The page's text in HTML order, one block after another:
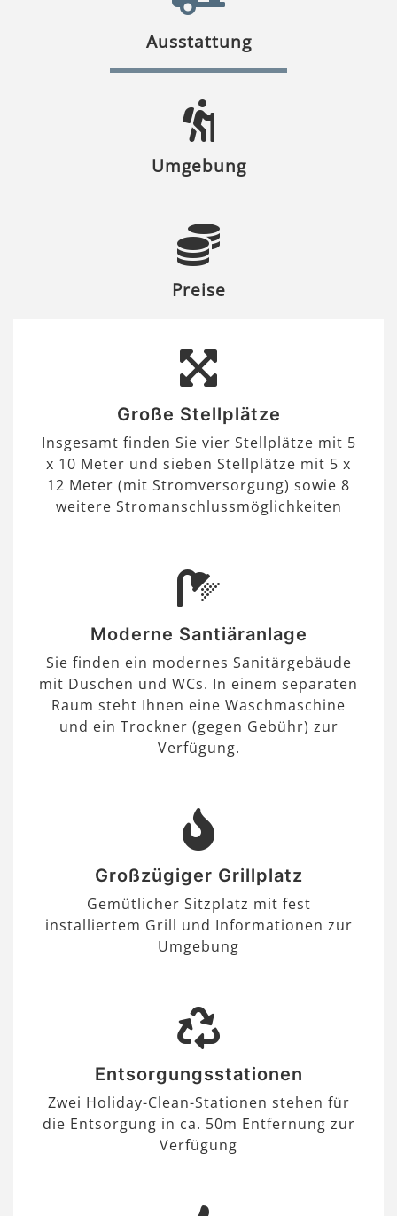
Ausstattung
Umgebung
Preise
Große Stellplätze
Insgesamt finden Sie vier Stellplätze mit 5
x 10 Meter und sieben Stellplätze mit 5 x
12 Meter (mit Stromversorgung) sowie 8
weitere Stromanschlussmöglichkeiten
Moderne Santiäranlage
Sie finden ein modernes Sanitärgebäude
mit Duschen und WCs. In einem separaten
Raum steht Ihnen eine Waschmaschine
und ein Trockner (gegen Gebühr) zur
Verfügung.
Großzügiger Grillplatz
Gemütlicher Sitzplatz mit fest
installiertem Grill und Informationen zur
Umgebung
Entsorgungsstationen
Zwei Holiday-Clean-Stationen stehen für
die Entsorgung in ca. 50m Entfernung zur
Verfügung